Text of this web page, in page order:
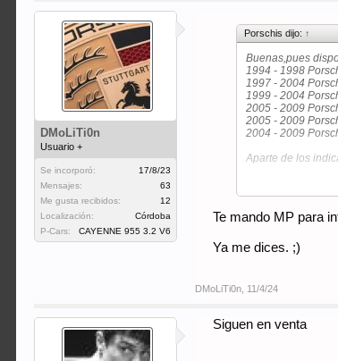
DMoLiTi0n
Usuario +
Se incorporó:
17/8/23
Mensajes:
63
Me gusta recibidos:
12
Localización:
Córdoba
P-Cars:
CAYENNE 955 3.2 V6
Porschis dijo: ↑
Buenas,pues
1994 - 1998
1997 - 2004
1999 - 2004
2005 - 2009
2005 - 2009
2004 - 2009
Aparte de los
La medida de la
El precio sería
Para cualquier
Te mando MP para
Ya me dices. ;)
DMoLiTi0n 11/4/24
Siguen en venta